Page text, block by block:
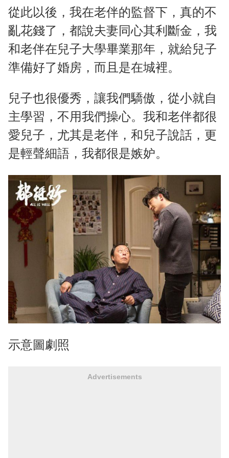
從此以後，我在老伴的監督下，真的不
亂花錢了，都說夫妻同心其利斷金，我
和老伴在兒子大學畢業那年，就給兒子
準備好了婚房，而且是在城裡。
兒子也很優秀，讓我們驕傲，從小就自
主學習，不用我們操心。我和老伴都很
愛兒子，尤其是老伴，和兒子說話，更
是輕聲細語，我都很是嫉妒。
示意圖劇照
Advertisements